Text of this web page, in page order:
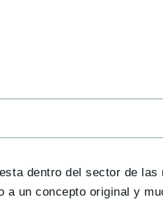
dentro del sector de
un concepto original y